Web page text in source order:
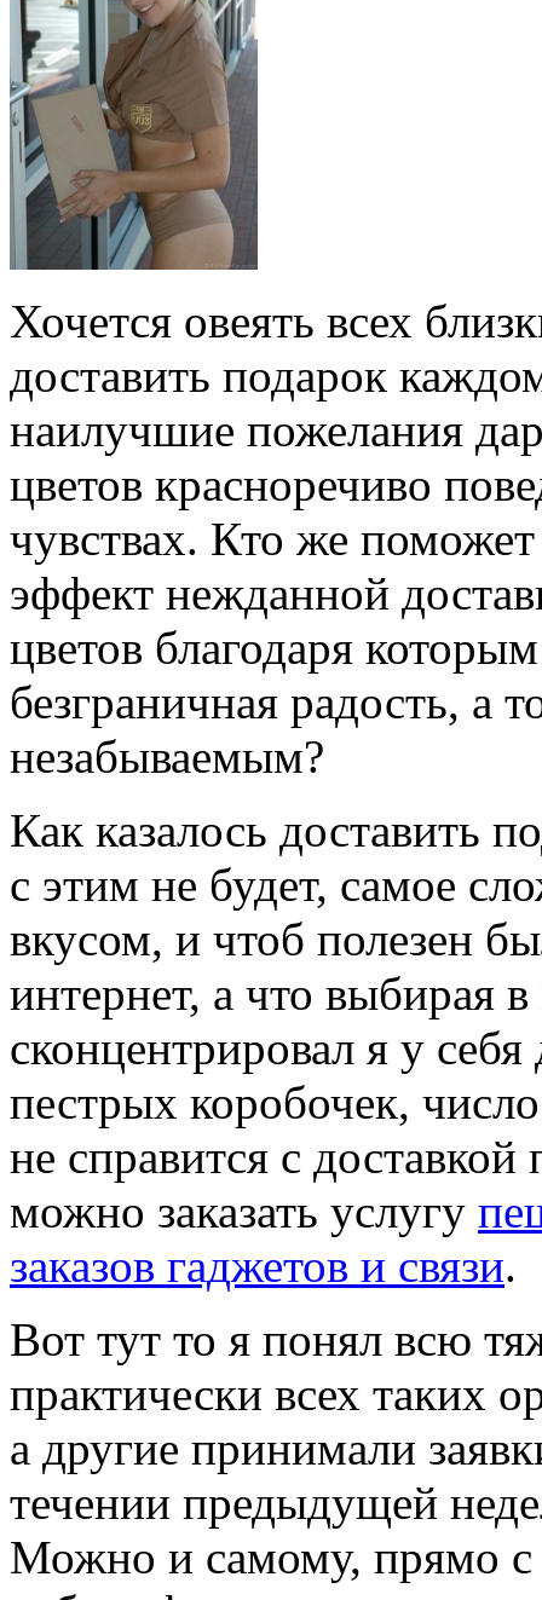
Хочется овеять всех
доставить подарок
наилучшие пожелания
цветов красноречиво
чувствах. Кто же
эффект нежданной
цветов благодаря
безграничная радость, а
незабываемым?
Как казалось доставить
с этим не будет, самое
вкусом, и чтоб полезен
интернет, а что выбирая
сконцентрировал я у
пестрых коробочек,
не справится с
можно заказать услугу
заказов гаджетов и связи.
Вот тут то я понял всю
практически всех таких
а другие принимали
течении предыдущей
Можно и самому, прямо с